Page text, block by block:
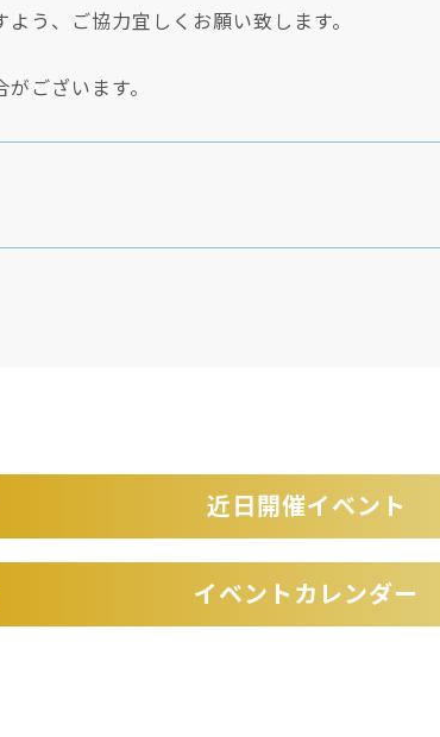
う、ご協力宜しくお願い致します。
ございます。
近日開催イベント
イベントカレンダー